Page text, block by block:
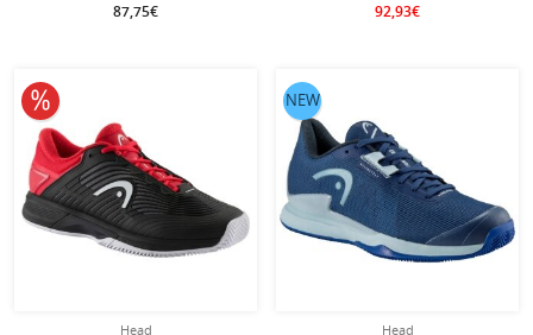
87,75€ 92,93€
Head
10% obniżone
Head
NEW